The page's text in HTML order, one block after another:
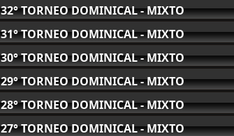
32° TORNEO DOMINICAL - MIXTO
31° TORNEO DOMINICAL - MIXTO
30° TORNEO DOMINICAL - MIXTO
29° TORNEO DOMINICAL - MIXTO
28° TORNEO DOMINICAL - MIXTO
27° TORNEO DOMINICAL - MIXTO